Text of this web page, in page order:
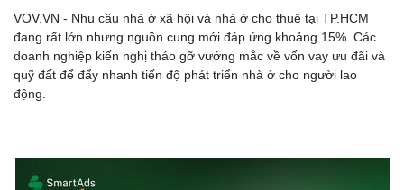
VOV.VN - Nhu cầu nhà ở xã hội và nhà ở cho thuê tại TP.HCM
đang rất lớn nhưng nguồn cung mới đáp ứng khoảng 15%. Các
doanh nghiệp kiến nghị tháo gỡ vướng mắc về vốn vay ưu đãi và
quỹ đất để đẩy nhanh tiến độ phát triển nhà ở cho người lao
động.